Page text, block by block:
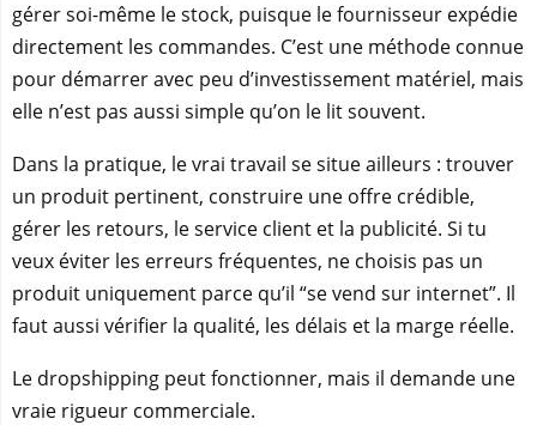
gérer soi-même le stock, puisque le fournisseur expédie
directement les commandes. C’est une méthode connue
pour démarrer avec peu d’investissement matériel, mais
elle n’est pas aussi simple qu’on le lit souvent.
Dans la pratique, le vrai travail se situe ailleurs : trouver
un produit pertinent, construire une offre crédible,
gérer les retours, le service client et la publicité. Si tu
veux éviter les erreurs fréquentes, ne choisis pas un
produit uniquement parce qu’il “se vend sur internet”. Il
faut aussi vérifier la qualité, les délais et la marge réelle.
Le dropshipping peut fonctionner, mais il demande une
vraie rigueur commerciale.